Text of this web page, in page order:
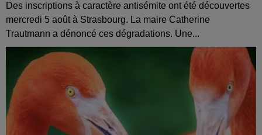
Des inscriptions à caractère antisémite ont été découvertes
mercredi 5 août à Strasbourg. La maire Catherine
Trautmann a dénoncé ces dégradations. Une...